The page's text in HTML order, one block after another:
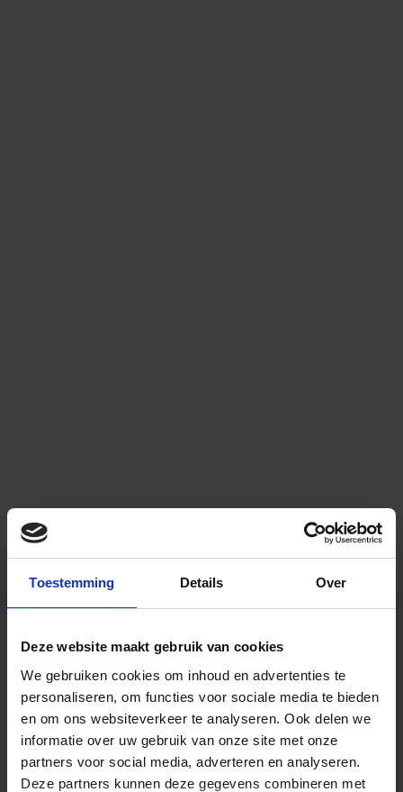
Toestemming Details Over
Deze website maakt gebruik van cookies
We gebruiken cookies om inhoud en advertenties te
personaliseren, om functies voor sociale media te bieden
en om ons websiteverkeer te analyseren. Ook delen we
informatie over uw gebruik van onze site met onze
partners voor social media, adverteren en analyseren.
Deze partners kunnen deze gegevens combineren met